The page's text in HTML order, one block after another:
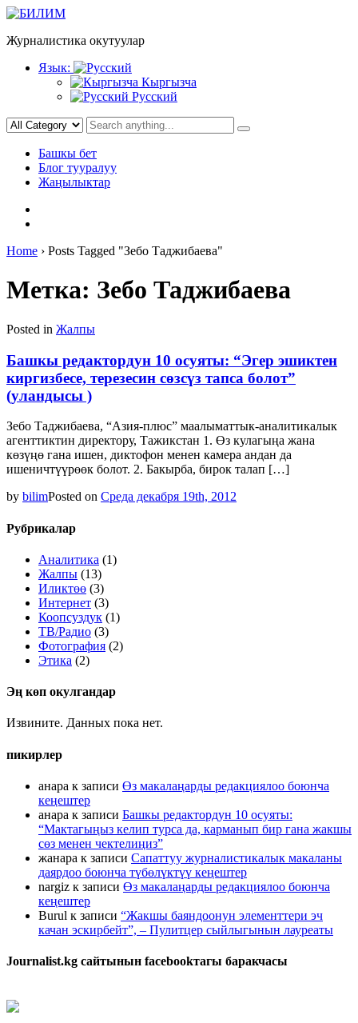
Skip
content
Журналистика окутуулар
Язык:
Кыргызча
Русский
Башкы бет
Блог тууралуу
Жаңылыктар
Home › Posts Tagged "Зебо Таджибаева"
Метка: Зебо Таджибаева
Posted in Жалпы
Башкы редактордун 10 осуяты: “Эгер эшиктен
киргизбесе, терезесин сөзсүз тапса болот”
(уландысы )
Зебо Таджибаева, “Азия-плюс” маалыматтык-аналитикалык
агенттиктин директору, Тажикстан 1. Өз кулагыңа жана
көзүңө гана ишен, диктофон менен камера андан да
ишеничтүүрөөк болот. 2. Бакырба, бирок талап […]
by bilimPosted on Среда декабря 19th, 2012
Рубрикалар
Аналитика (1)
Жалпы (13)
Иликтөө (3)
Интернет (3)
Коопсуздук (1)
ТВ/Радио (3)
Фотография (2)
Этика (2)
Эң көп окулгандар
Извините. Данных пока нет.
пикирлер
анара к записи Өз макалаңарды редакциялоо боюнча
кеңештер
анара к записи Башкы редактордун 10 осуяты:
“Мактагыңыз келип турса да, карманып бир гана жакшы
сөз менен чектелиңиз”
жанара к записи Сапаттуу журналистикалык макаланы
даярдоо боюнча түбөлүктүү кеңештер
nargiz к записи Өз макалаңарды редакциялоо боюнча
кеңештер
Burul к записи “Жакшы баяндоонун элементтери эч
качан эскирбейт”, – Пулитцер сыйлыгынын лауреаты
Journalist.kg сайтынын facebookтагы баракчасы